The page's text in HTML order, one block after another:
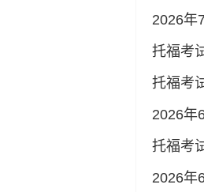
2026年
托福考
托福考
2026年
托福考
2026年